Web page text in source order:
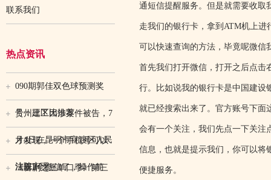
联系我们
热点资讯
090期郭佳双色球预测奖
号：三区比推荐
贵州建工因涉案件被告，7
月4日在昆明市官渡区人民
法院审理
才发现，一个手机号可以
注册2个微信了，操作简
《喜剧之王单口季》第三
通短信提醒服务。但是就需要收取
走我们的银行卡，拿到ATM机上
可以快速查询的方法，毕竟呢微信
首先我们打开微信，打开之后点击
行。比如说我的银行卡是中国建设
就已经搜索出来了。官方账号下面
会有一个关注，我们先点一下关注
信息，也就是提示我们，你可以将
便捷服务。